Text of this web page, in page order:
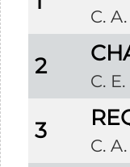
C.
2
C.
3
C.